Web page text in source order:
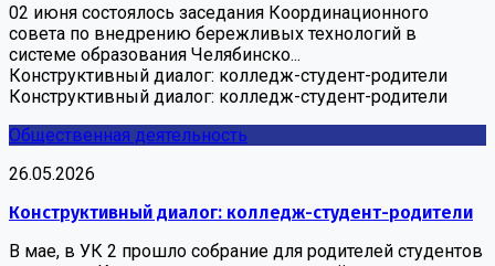
02 июня состоялось заседания Координационного
совета по внедрению бережливых технологий в
системе образования Челябинско...
Конструктивный диалог: колледж-студент-родители
Конструктивный диалог: колледж-студент-родители
Общественная деятельность
26.05.2026
Конструктивный диалог: колледж-студент-родители
В мае, в УК 2 прошло собрание для родителей студентов